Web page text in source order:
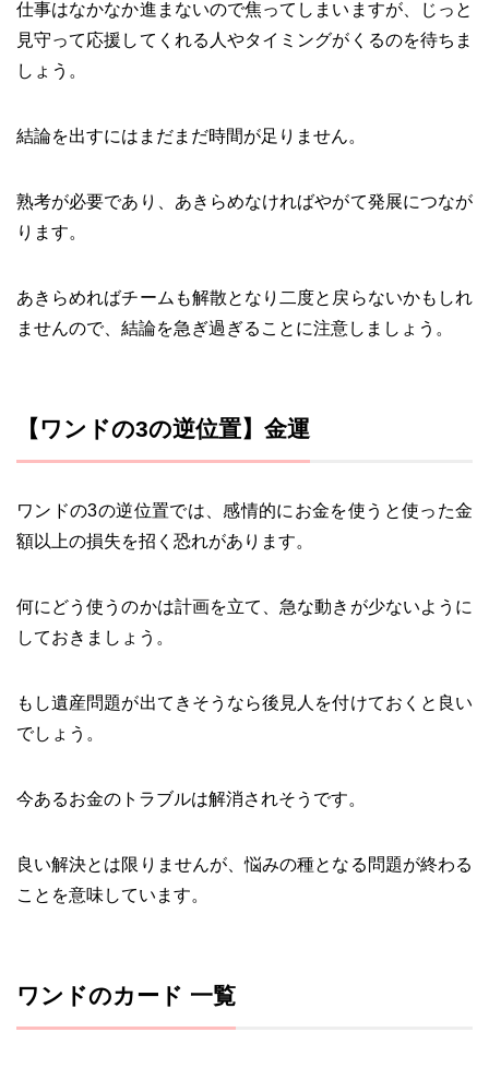
仕事はなかなか進まないので焦ってしまいますが、じっと
見守って応援してくれる人やタイミングがくるのを待ちま
しょう。
結論を出すにはまだまだ時間が足りません。
熟考が必要であり、あきらめなければやがて発展につなが
ります。
あきらめればチームも解散となり二度と戻らないかもしれ
ませんので、結論を急ぎ過ぎることに注意しましょう。
【ワンドの3の逆位置】金運
ワンドの3の逆位置では、感情的にお金を使うと使った金
額以上の損失を招く恐れがあります。
何にどう使うのかは計画を立て、急な動きが少ないように
しておきましょう。
もし遺産問題が出てきそうなら後見人を付けておくと良い
でしょう。
今あるお金のトラブルは解消されそうです。
良い解決とは限りませんが、悩みの種となる問題が終わる
ことを意味しています。
ワンドのカード 一覧